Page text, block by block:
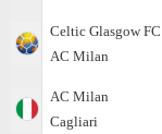
Celtic Glasgow FC
AC Milan
AC Milan
Cagliari